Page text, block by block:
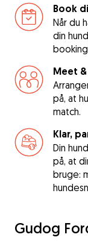
Book
Når du
din
Meet
på, at
match.
Klar,
Din
på, at
bruge:
Gudog